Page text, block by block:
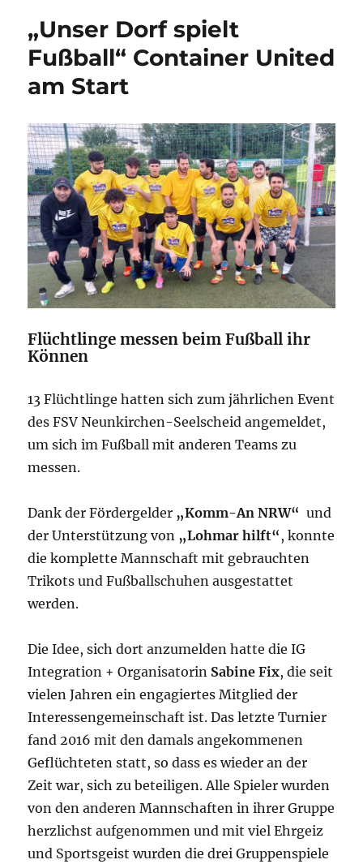
„Unser Dorf spielt
Fußball“ Container United
am Start
Flüchtlinge messen beim Fußball ihr
Können
13 Flüchtlinge hatten sich zum jährlichen Event
des FSV Neunkirchen-Seelscheid angemeldet,
um sich im Fußball mit anderen Teams zu
messen.
Dank der Fördergelder „Komm-An NRW“ und
der Unterstützung von „Lohmar hilft“, konnte
die komplette Mannschaft mit gebrauchten
Trikots und Fußballschuhen ausgestattet
werden.
Die Idee, sich dort anzumelden hatte die IG
Integration + Organisatorin Sabine Fix, die seit
vielen Jahren ein engagiertes Mitglied der
Interessengemeinschaft ist. Das letzte Turnier
fand 2016 mit den damals angekommenen
Geflüchteten statt, so dass es wieder an der
Zeit war, sich zu beteiligen. Alle Spieler wurden
von den anderen Mannschaften in ihrer Gruppe
herzlichst aufgenommen und mit viel Ehrgeiz
und Sportsgeist wurden die drei Gruppenspiele